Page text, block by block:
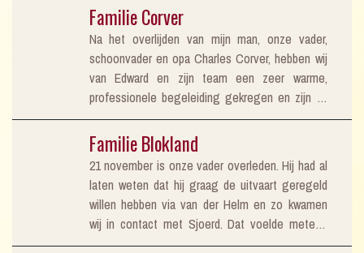
erg bedankt xxx
Familie Corver
Na het overlijden van mijn man, onze vader,
schoonvader en opa Charles Corver, hebben wij
van Edward en zijn team een zeer warme,
professionele begeleiding gekregen en zijn zij
een grote steun voor ons geweest. We hebben
in deze tijd van covid, met alle beperkingen, op
een liefdevolle en waardige manier afscheid
kunnen nemen van Charles. Van der Helm heeft
aan alle wensen gevolg kunnen geven en ook
de livestream was perfect geregeld. We kijken
terug op een mooi afscheid van Charles. Edward
Familie Blokland
21 november is onze vader overleden. Hij had al
laten weten dat hij graag de uitvaart geregeld
willen hebben via van der Helm en zo kwamen
wij in contact met Sjoerd. Dat voelde meteen
goed en vertrouwd. Sjoerd heeft goed naar ons